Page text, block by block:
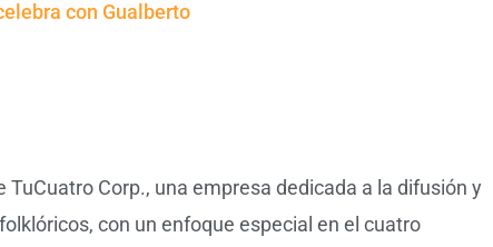
con Gualberto
TuCuatro Corp., una empresa dedicada a la difusión y
con un enfoque especial en el cuatro